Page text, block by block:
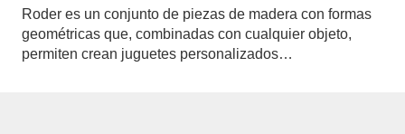
Roder es un conjunto de piezas de madera con formas
geométricas que, combinadas con cualquier objeto,
permiten crean juguetes personalizados…